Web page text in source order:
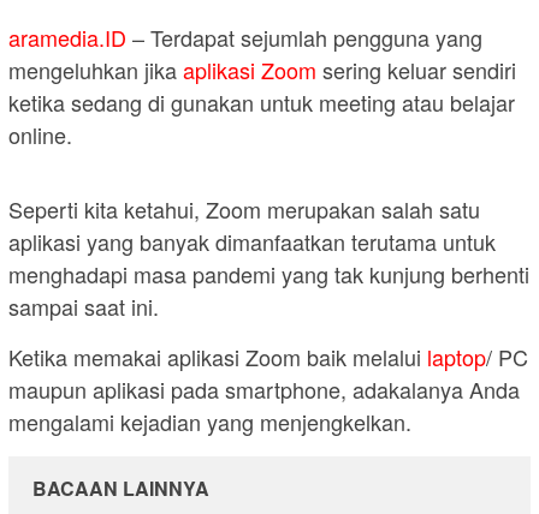
aramedia.ID – Terdapat sejumlah pengguna yang
mengeluhkan jikaaplikasi Zoom sering keluar sendiri
ketika sedang di gunakan untuk meeting atau belajar
online.
Seperti kita ketahui, Zoom merupakan salah satu
aplikasi yang banyak dimanfaatkan terutama untuk
menghadapi masa pandemi yang tak kunjung berhenti
sampai saat ini.
Ketika memakai aplikasi Zoom baik melalui laptop/ PC
maupun aplikasi pada smartphone, adakalanya Anda
mengalami kejadian yang menjengkelkan.
BACAAN LAINNYA